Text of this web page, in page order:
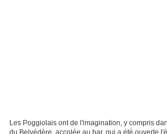
Les Poggiolais ont de l'imagination, y compris
du Belvédère, accolée au bar, qui a été ouverte